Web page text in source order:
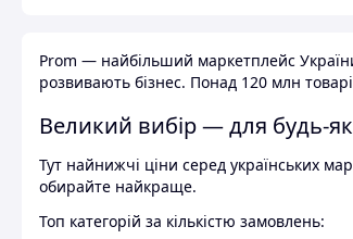
Prom — найбільший маркетплейс
розвивають бізнес. Понад 120 млн
Великий вибір — для будь-
Тут найнижчі ціни серед українських
обирайте найкраще.
Топ категорій за кількістю замовлень: